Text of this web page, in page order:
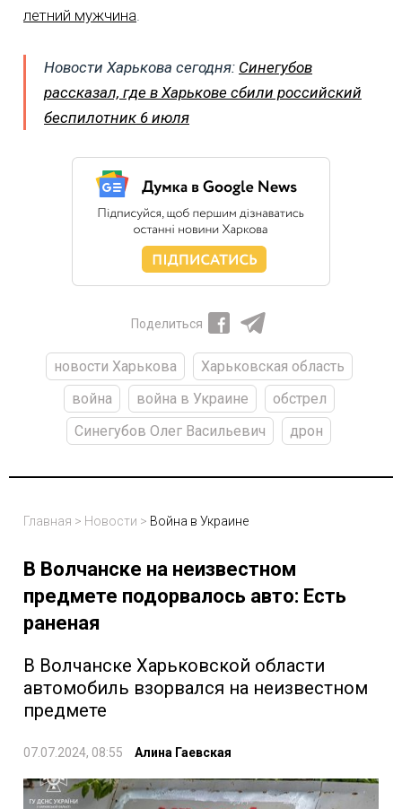
летний мужчина.
Новости Харькова сегодня: Синегубов
рассказал, где в Харькове сбили российский
беспилотник 6 июля
Поделиться
новости Харькова
Харьковская область
война
война в Украине
обстрел
Синегубов Олег Васильевич
дрон
Главная > Новости > Война в Украине
В Волчанске на неизвестном
предмете подорвалось авто: Есть
раненая
В Волчанске Харьковской области
автомобиль взорвался на неизвестном
предмете
07.07.2024, 08:55 Алина Гаевская